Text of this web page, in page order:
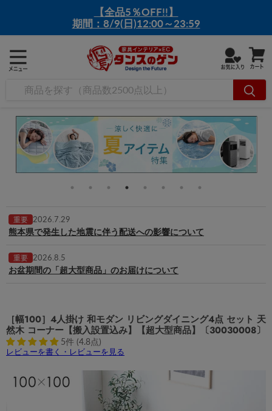
【全品5％OFF!!】
期間：8/9(日)12:00～23:59
重要 2026.7.29
熊本県で発生した地震に伴う配送への影響について
重要 2026.8.5
お盆期間の「超大型商品」のお届けについて
［幅100］4人掛け 和モダン リビングダイニング4点 セット 天
然木 コーナー【搬入設置込み】【超大型商品】〔30030008〕
5件 (4.8点)
レビューを書く・レビューを見る